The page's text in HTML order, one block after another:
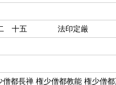
四 二 十五 法印定厳
都長禅 権少僧都教能 権少僧